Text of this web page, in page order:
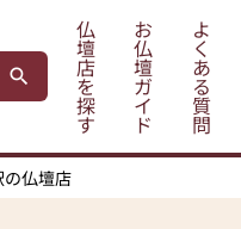
仏
壇
店
を
探
す
お
仏
壇
ガ
イ
ド
よ
く
あ
る
質
問
の仏壇店